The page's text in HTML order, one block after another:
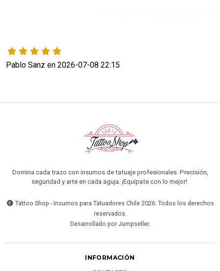
Pablo Sanz en 2026-07-08 22:15
Domina cada trazo con insumos de tatuaje profesionales. Precisión,
seguridad y arte en cada aguja. ¡Equípate con lo mejor!
Tattoo Shop - Insumos para Tatuadores Chile 2026. Todos los derechos
reservados.
Desarrollado por Jumpseller.
INFORMACIÓN